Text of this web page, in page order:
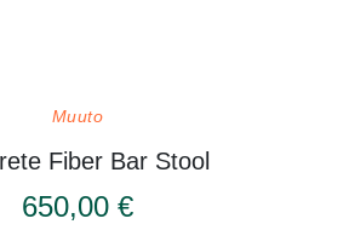
Muuto
Fiber Bar Stool
650,00 €